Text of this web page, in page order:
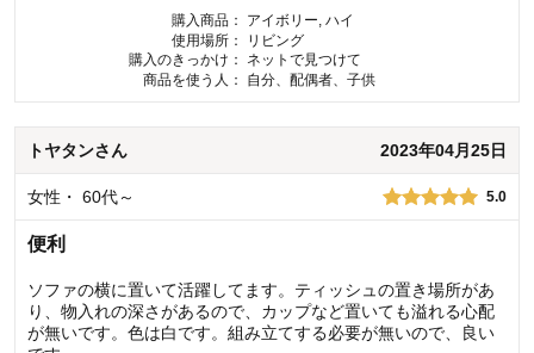
購入商品：
アイボリー, ハイ
使用場所：
リビング
購入のきっかけ：
ネットで見つけて
商品を使う人：
自分、配偶者、子供
トヤタンさん 2023年04月25日
女性 ・ 60代～ 5.0
便利
ソファの横に置いて活躍してます。ティッシュの置き場所があ
り、物入れの深さがあるので、カップなど置いても溢れる心配
が無いです。色は白です。組み立てする必要が無いので、良い